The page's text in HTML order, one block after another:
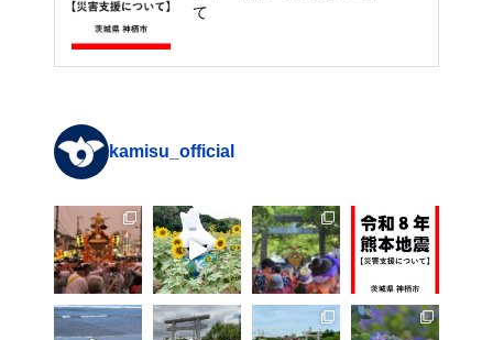
て
資料館「恐竜展」特集
kamisu_official